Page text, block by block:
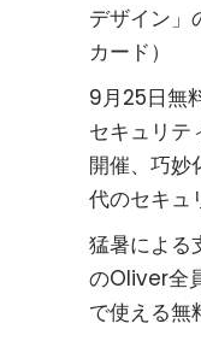
デザイン」
カード）
9月25日無
セキュリテ
開催、巧妙
代のセキュ
猛暑による
のOliver全
で使える無